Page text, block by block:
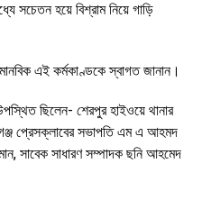
সচেতন হয়ে বিশ্রাম নিয়ে গাড়ি
এই কর্মকাণ্ডকে স্বাগত জানান।
ছিলেন- শেরপুর হাইওয়ে থানার
প্রেসক্লাবের সভাপতি এম এ আহমদ
সাবেক সাধারণ সম্পাদক ছনি আহমেদ